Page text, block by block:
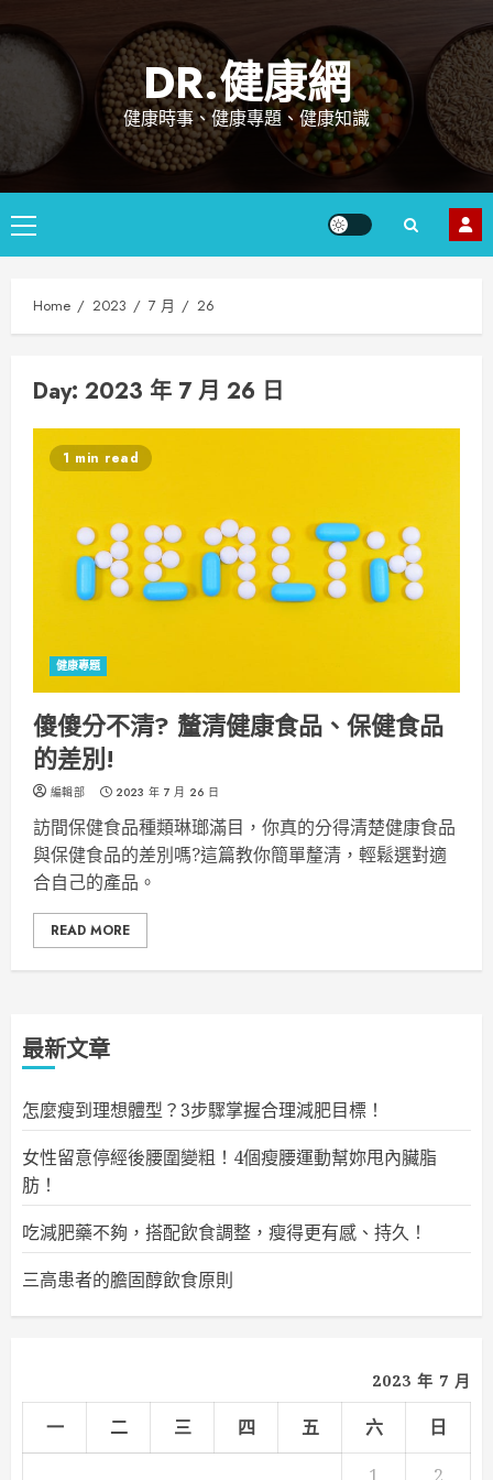
to
content
DR.健康網
健康時事、健康專題、健康知識
Primary
Menu
Home 2023 7 月 26
Day: 2023 年 7 月 26 日
1 min read
健康專題
傻傻分不清? 釐清健康食品、保健食品
的差別!
編輯部 2023 年 7 月 26 日
訪間保健食品種類琳瑯滿目，你真的分得清楚健康食品
與保健食品的差別嗎?這篇教你簡單釐清，輕鬆選對適
合自己的產品。
READ MORE
最新文章
怎麼瘦到理想體型？3步驟掌握合理減肥目標！
女性留意停經後腰圍變粗！4個瘦腰運動幫妳甩內臟脂
肪！
吃減肥藥不夠，搭配飲食調整，瘦得更有感、持久！
三高患者的膽固醇飲食原則
2023 年 7 月
一 二 三 四 五 六
日